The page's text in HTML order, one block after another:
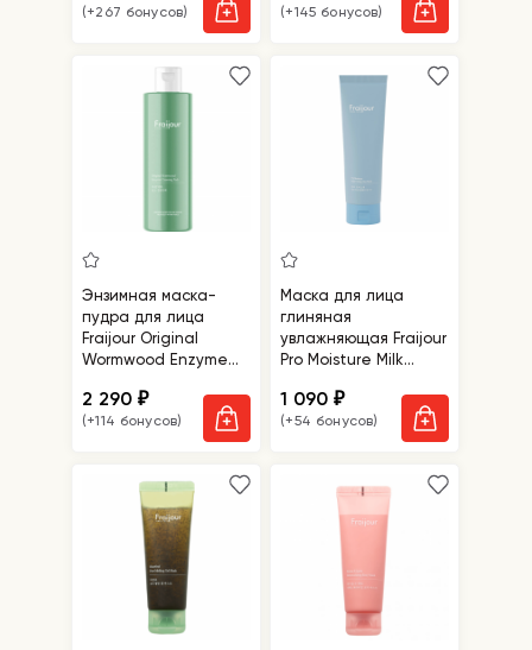
(+267 бонусов) (+145 бонусов)
Энзимная маска-
пудра для лица
Fraijour Original
Wormwood Enzyme
2 290₽
(+114 бонусов)
Маска для лица
глиняная
увлажняющая Fraijour
Pro Moisture Milk
1 090₽
(+54 бонусов)